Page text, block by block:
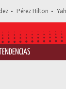
Pérez Hilton
TENDENCIAS